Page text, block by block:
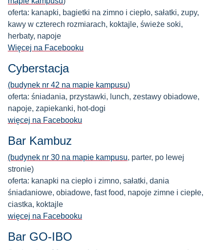
oferta: kanapki, bagietki na zimno i ciepło, sałatki, zupy,
kawy w czterech rozmiarach, koktajle, świeże soki,
herbaty, napoje
Więcej na Facebooku
Cyberstacja
(budynek nr 42 na mapie kampusu)
oferta: śniadania, przystawki, lunch, zestawy obiadowe,
napoje, zapiekanki, hot-dogi
więcej na Facebooku
Bar Kambuz
(budynek nr 30 na mapie kampusu, parter, po lewej
stronie)
oferta: kanapki na ciepło i zimno, sałatki, dania
śniadaniowe, obiadowe, fast food, napoje zimne i ciepłe,
ciastka, koktajle
więcej na Facebooku
Bar GO-IBO